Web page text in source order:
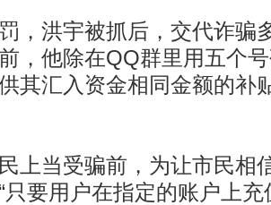
洪宇被抓后，交代诈骗
，他除在QQ群里用五个
其汇入资金相同金额的补
当受骗前，为让市民相信
只要用户在指定的账户上